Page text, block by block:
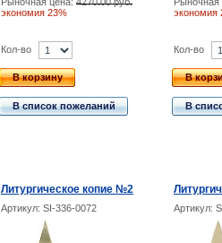
экономия 23%
экономия
Кол-во
В корзину
В список пожеланий
Кол-во
В
В
Литургическое копие №2
Артикул: SI-336-0072 Артикул: